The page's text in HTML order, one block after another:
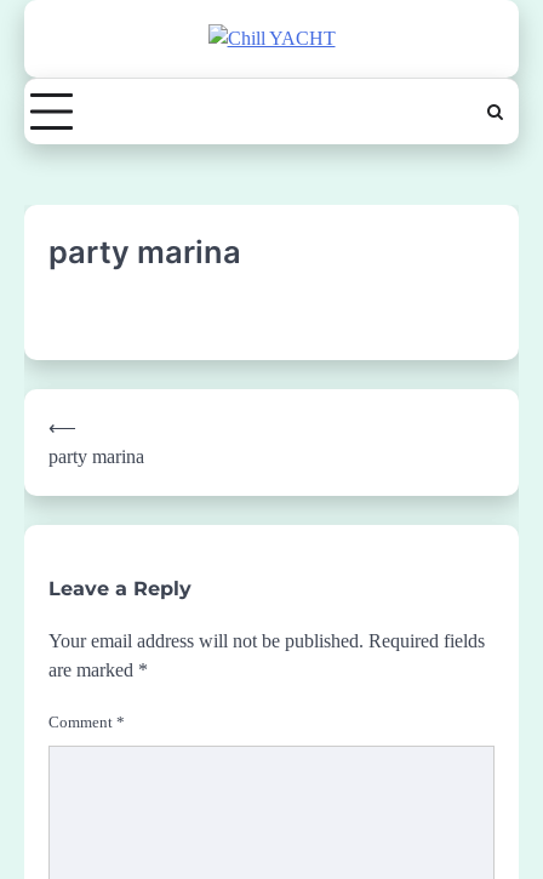
Skip
content
party marina
Post
navigation
⟵
party marina
Leave a Reply
Your email address will not be published. Required fields
are marked *
Comment *